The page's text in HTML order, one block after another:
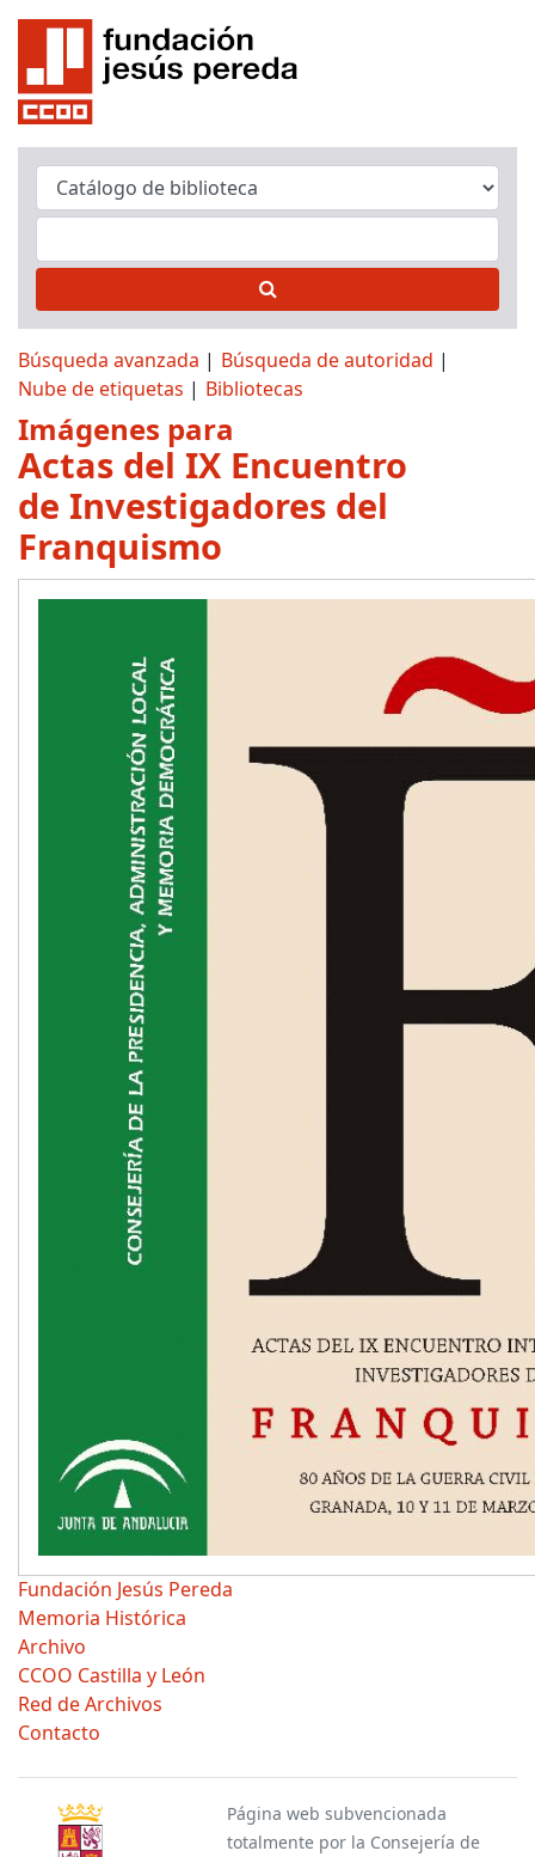
Búsqueda avanzada
Búsqueda de autoridad
Nube de etiquetas
Bibliotecas
Fundación Jesús Pereda
Memoria Histórica
Archivo
CCOO Castilla y León
Red de Archivos
Contacto
Imágenes para
Actas del IX Encuentro
de Investigadores del
Franquismo
Página web subvencionada
totalmente por la Consejería de